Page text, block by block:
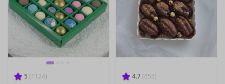
5 (1124) 4.7 (655)